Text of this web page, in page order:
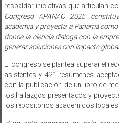
respaldar iniciativas que articulan
Congreso APANAC 2025
academia y proyecta a Panamá
donde la ciencia dialoga con la
generar soluciones con impacto
El congreso se plantea superar el
asistentes y 421 resúmenes
con la publicación de un libro de
los hallazgos presentados y
los repositorios académicos locales